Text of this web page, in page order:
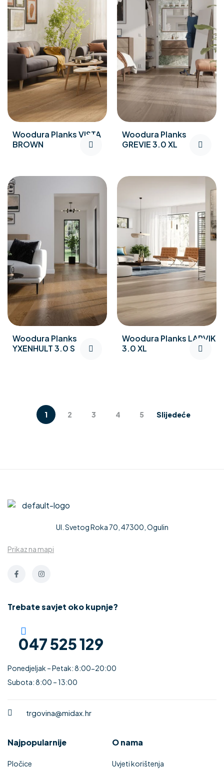
Woodura Planks VISTA
BROWN
Woodura Planks
GREVIE 3.0 XL
Woodura Planks
YXENHULT 3.0 S
Woodura Planks LARVIK
3.0 XL
1 2 3 4 5 Slijedeće
Ul. Svetog Roka 70, 47300, Ogulin
Prikaz na mapi
Trebate savjet oko kupnje?
047 525 129
Ponedjeljak – Petak: 8:00-20:00
Subota: 8:00 – 13:00
trgovina@midax.hr
Najpopularnije
Pločice
O nama
Uvjeti korištenja